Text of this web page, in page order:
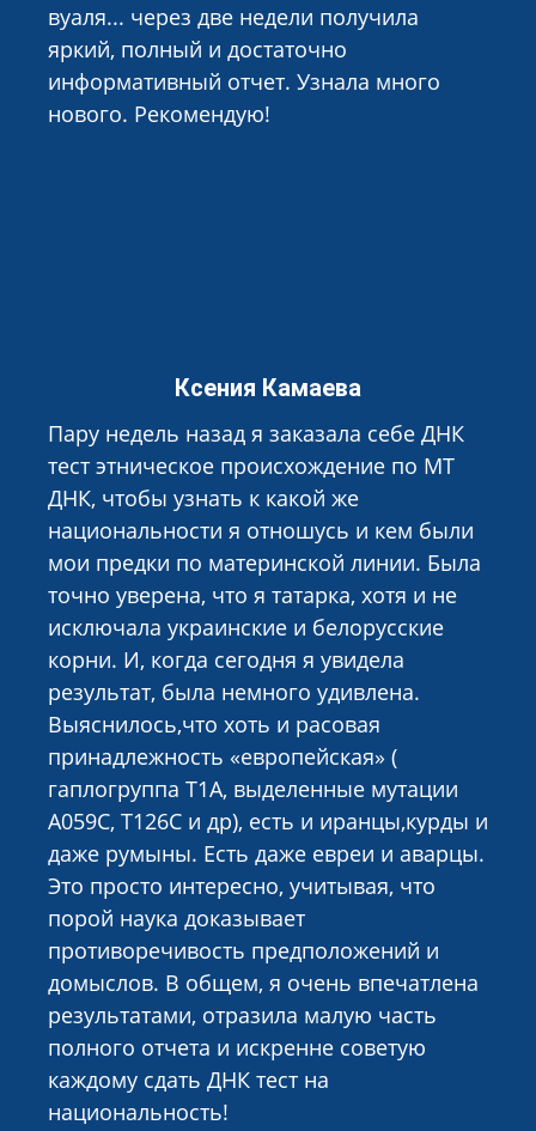
вуаля... через две недели получила
яркий, полный и достаточно
информативный отчет. Узнала много
нового. Рекомендую!
Ксения Камаева
Пару недель назад я заказала себе ДНК
тест этническое происхождение по МТ
ДНК, чтобы узнать к какой же
национальности я отношусь и кем были
мои предки по материнской линии. Была
точно уверена, что я татарка, хотя и не
исключала украинские и белорусские
корни. И, когда сегодня я увидела
результат, была немного удивлена.
Выяснилось,что хоть и расовая
принадлежность «европейская» (
гаплогруппа T1A, выделенные мутации
A059C, T126C и др), есть и иранцы,курды и
даже румыны. Есть даже евреи и аварцы.
Это просто интересно, учитывая, что
порой наука доказывает
противоречивость предположений и
домыслов. В общем, я очень впечатлена
результатами, отразила малую часть
полного отчета и искренне советую
каждому сдать ДНК тест на
национальность!